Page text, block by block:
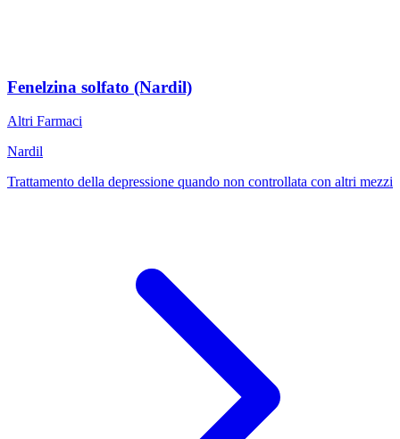
Fenelzina solfato (Nardil)
Altri Farmaci
Nardil
Trattamento della depressione quando non controllata con altri mezzi